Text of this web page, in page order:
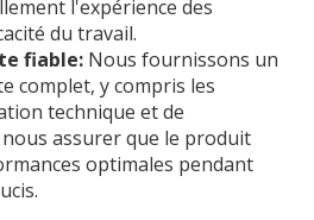
l'expérience des
du travail.
fiable: Nous fournissons un
complet, y compris les
technique et de
assurer que le produit
optimales pendant